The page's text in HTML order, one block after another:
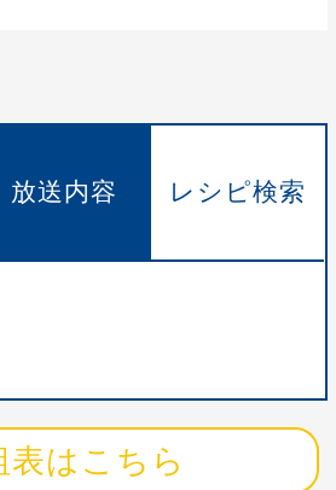
放送内容 レシピ検索
表はこちら